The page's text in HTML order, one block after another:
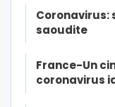
Coronavirus:
saoudite
France-Un
coronavirus